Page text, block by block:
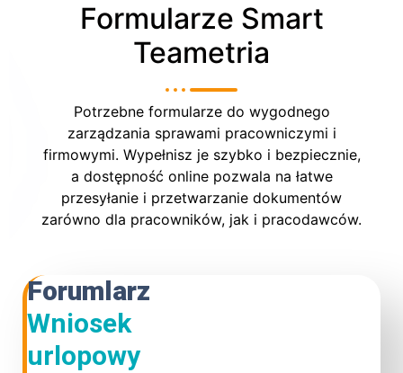
Formularze Smart
Teametria
Potrzebne formularze do wygodnego
zarządzania sprawami pracowniczymi i
firmowymi. Wypełnisz je szybko i bezpiecznie,
a dostępność online pozwala na łatwe
przesyłanie i przetwarzanie dokumentów
zarówno dla pracowników, jak i pracodawców.
Forumlarz
Wniosek
urlopowy